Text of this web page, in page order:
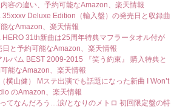
容の違い、予約可能なAmazon、楽天情報
35xxxv Deluxe Edition（輸入盤）の発売日と収録曲
なAmazon、楽天情報
HERO 31th新曲は25周年特典マフラータオル付が
日と予約可能なAmazon、楽天情報
バム BEST 2009-2015 『笑う約束』 購入特典と
能なAmazon、楽天情報
横山健） Mステ出演でも話題になった新曲 I Won’t
のAmazon、楽天情報
てなんだろう…涙/となりのメトロ 初回限定盤の特